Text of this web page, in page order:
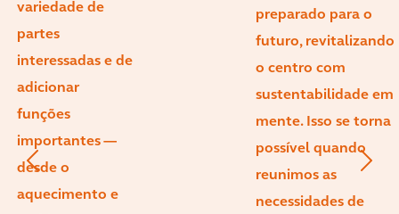
variedade de
partes
interessadas e de
adicionar
funções
importantes —
desde o
aquecimento e
preparado para o
futuro, revitalizando
o centro com
sustentabilidade em
mente. Isso se torna
possível quando
reunimos as
necessidades de